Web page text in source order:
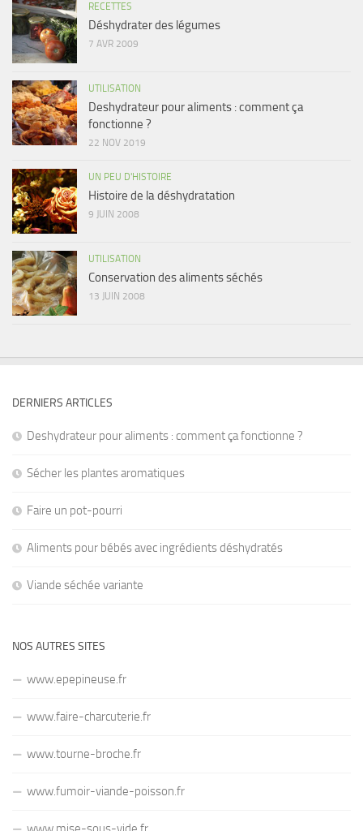
RECETTES
Déshydrater des légumes
7 AVR 2009
UTILISATION
Deshydrateur pour aliments : comment ça
fonctionne ?
22 NOV 2019
UN PEU D'HISTOIRE
Histoire de la déshydratation
9 JUIN 2008
UTILISATION
Conservation des aliments séchés
13 JUIN 2008
DERNIERS ARTICLES
Deshydrateur pour aliments : comment ça fonctionne ?
Sécher les plantes aromatiques
Faire un pot-pourri
Aliments pour bébés avec ingrédients déshydratés
Viande séchée variante
NOS AUTRES SITES
www.epepineuse.fr
www.faire-charcuterie.fr
www.tourne-broche.fr
www.fumoir-viande-poisson.fr